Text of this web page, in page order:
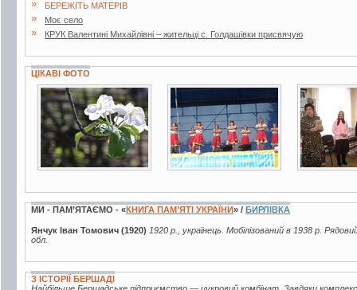
» БЕРЕЖІТЬ МАТЕРІВ
» Моє село
» КРУК Валентині Михайлівні – жительці с. Голдашівки присвячую
ЦІКАВІ ФОТО
19 фото 2 фото
МИ - ПАМ’ЯТАЄМО - «КНИГА ПАМ’ЯТІ УКРАЇНИ» / БИРЛІВКА
Янчук Іван Томович (1920) 1920 р., українець. Мобілізований в 1938 р.
обл.
З ІСТОРІЇ БЕРШАДІ
Найбільше Бершадське підприємство — цукровий комбінат. Завдяки